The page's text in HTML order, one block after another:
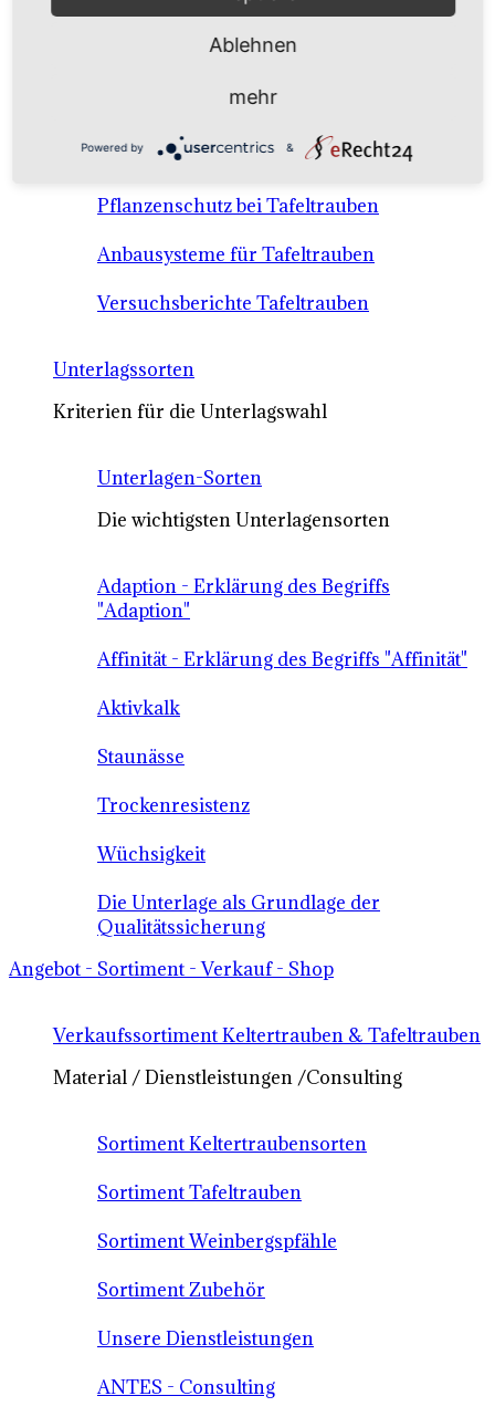
Anbausysteme & Recht
Tafeltrauben A-Z Sortenbeschreibungen
Tafeltraubenanbau - rechtliche
Voraussetzungen
Pflanzenschutz bei Tafeltrauben
Anbausysteme für Tafeltrauben
Versuchsberichte Tafeltrauben
Unterlagssorten
Kriterien für die Unterlagswahl
Unterlagen-Sorten
Die wichtigsten Unterlagensorten
Adaption - Erklärung des Begriffs
"Adaption"
Affinität - Erklärung des Begriffs "Affinität"
Aktivkalk
Staunässe
Trockenresistenz
Wüchsigkeit
Die Unterlage als Grundlage der
Qualitätssicherung
Angebot - Sortiment - Verkauf - Shop
Verkaufssortiment Keltertrauben & Tafeltrauben
Material / Dienstleistungen /Consulting
Sortiment Keltertraubensorten
Sortiment Tafeltrauben
Sortiment Weinbergspfähle
Sortiment Zubehör
Unsere Dienstleistungen
ANTES - Consulting
Ablehnen
mehr
Powered by &